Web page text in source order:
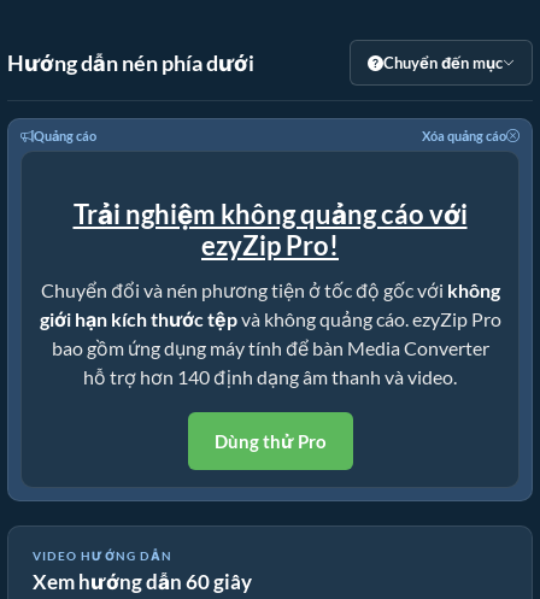
Hướng dẫn nén phía dưới Chuyển đến mục
Quảng cáo Xóa quảng cáo
Trải nghiệm không quảng cáo với
ezyZip Pro!
Chuyển đổi và nén phương tiện ở tốc độ gốc với không
giới hạn kích thước tệpvà không quảng cáo. ezyZip Pro
bao gồm ứng dụng máy tính để bàn Media Converter
hỗ trợ hơn 140 định dạng âm thanh và video.
Dùng thử Pro
VIDEO HƯỚNG DẪN
Xem hướng dẫn 60 giây
🎵 Cách Nén Tệp Phương Tiện Trực Tuyến Miễn Phí